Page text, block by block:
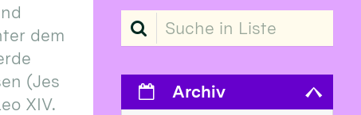
dem
(Jes
XIV.
Suche in Liste
Archiv